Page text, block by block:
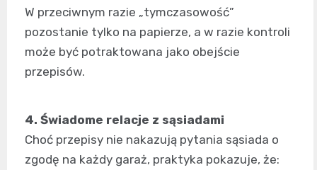
W przeciwnym razie „tymczasowość”
pozostanie tylko na papierze, a w razie kontroli
może być potraktowana jako obejście
przepisów.
4. Świadome relacje z sąsiadami
Choć przepisy nie nakazują pytania sąsiada o
zgodę na każdy garaż, praktyka pokazuje, że: